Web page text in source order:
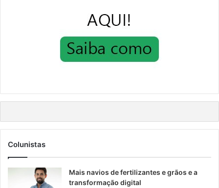
Colunistas
Mais navios de fertilizantes e grãos e a
transformação digital